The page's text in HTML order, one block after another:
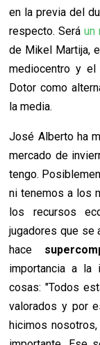
en la previa del
respecto. Seráun
de Mikel Martija,
mediocentro y
Dotor como
la media.
José Alberto ha
mercado de
tengo.
ni tenemos a los
los recursos
jugadores que se
hace
importancia a la
cosas: "Todos
valorados y por
hicimos